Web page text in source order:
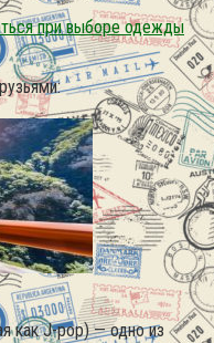
при выборе одежды
как J-pop) — одно из